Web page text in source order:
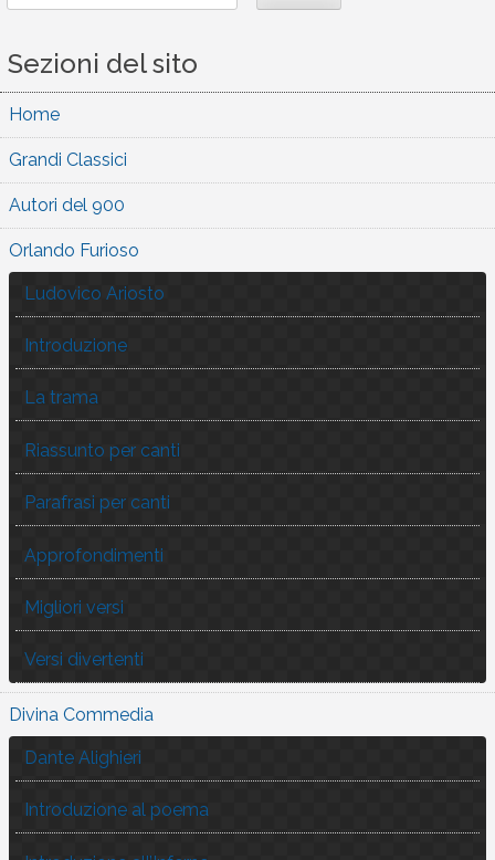
Sezioni del sito
Home
Grandi Classici
Autori del 900
Orlando Furioso
Ludovico Ariosto
Introduzione
La trama
Riassunto per canti
Parafrasi per canti
Approfondimenti
Migliori versi
Versi divertenti
Divina Commedia
Dante Alighieri
Introduzione al poema